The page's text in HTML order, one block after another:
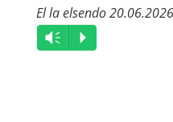
El la elsendo
Audio
Player
Vm P